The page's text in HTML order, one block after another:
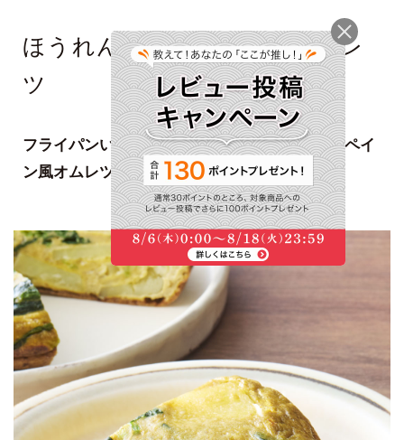
ほうれん草のスペイン風オムレ
ツ
フライパンいっぱいに広げて焼く、具沢山なスペイ
ン風オムレツです。